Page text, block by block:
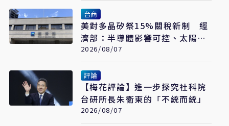
台商
美對多晶矽祭15%關稅新制 經
濟部：半導體影響可控、太陽能
產業衝擊有限
2026/08/07
評論
【梅花評論】進一步探究社科院
台研所長朱衛東的「不統而統」
2026/08/07